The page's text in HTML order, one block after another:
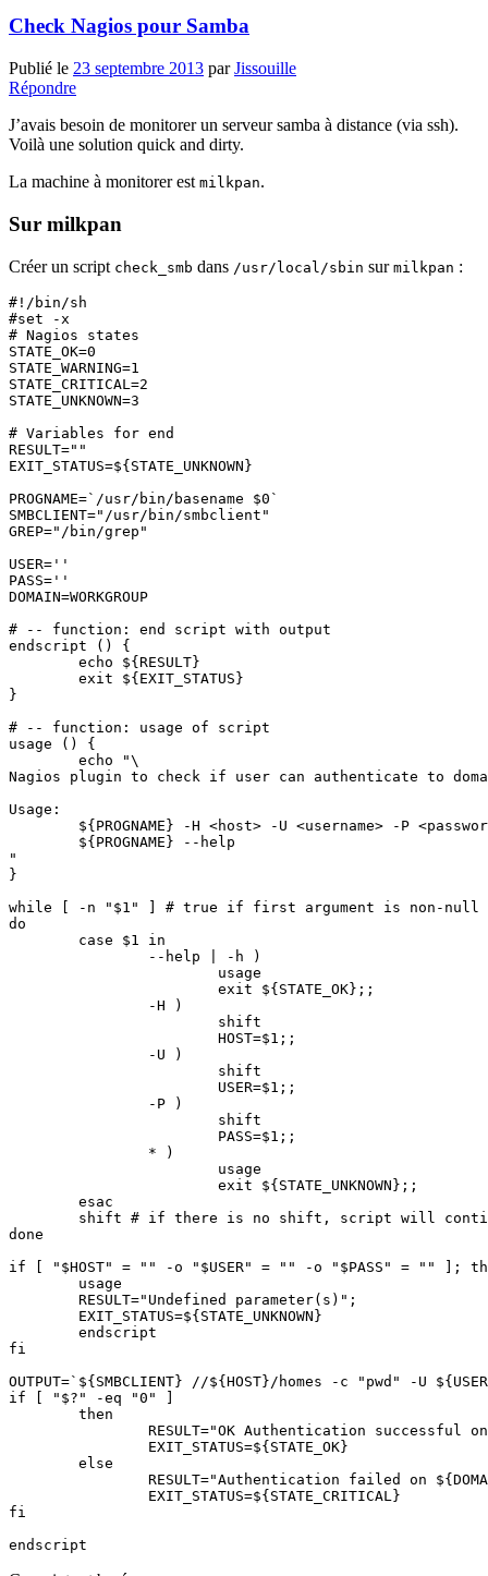
Check Nagios pour Samba
Publié le 23 septembre 2013 parJissouille
Répondre
J’avais besoin de monitorer un serveur samba à distance (via ssh).
Voilà une solution quick and dirty.
La machine à monitorer est milkpan.
Sur milkpan
Créer un script check_smb dans /usr/local/sbin sur milkpan :
#!/bin/sh
#set -x
# Nagios states
STATE_OK=0
STATE_WARNING=1
STATE_CRITICAL=2
STATE_UNKNOWN=3
# Variables for end
RESULT=""
EXIT_STATUS=${STATE_UNKNOWN}
PROGNAME=`/usr/bin/basename $0`
SMBCLIENT="/usr/bin/smbclient"
GREP="/bin/grep"
USER=''
PASS=''
DOMAIN=WORKGROUP
# -- function: end script with output
endscript () {
        echo ${RESULT}
        exit ${EXIT_STATUS}
}
# -- function: usage of script
usage () {
        echo "\
Nagios plugin to check if user can authenticate to
Usage:
${PROGNAME} -H <host> -U <username> -P
        ${PROGNAME} --help
"
}
while [ -n "$1" ] # true if first argument is non-null
do
        case $1 in
                --help | -h )
                        usage
                        exit ${STATE_OK};;
                -H )
                        shift
                        HOST=$1;;
                -U )
                        shift
                        USER=$1;;
                -P )
                        shift
                        PASS=$1;;
                * )
                        usage
                        exit ${STATE_UNKNOWN};;
        esac
shift # if there is no shift, script will
done
if [ "$HOST" = "" -o "$USER" = "" -o "$PASS" = "" ];
        usage
        RESULT="Undefined parameter(s)";
        EXIT_STATUS=${STATE_UNKNOWN}
        endscript
fi
OUTPUT=`${SMBCLIENT} //${HOST}/homes -c "pwd" -U
if [ "$?" -eq "0" ]
        then
RESULT="OK Authentication successful
                EXIT_STATUS=${STATE_OK}
        else
RESULT="Authentication failed on
                EXIT_STATUS=${STATE_CRITICAL}
fi